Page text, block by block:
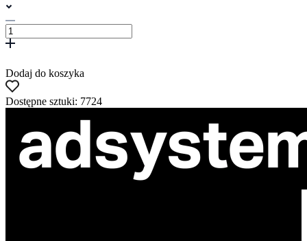
Dodaj do koszyka
Dostępne sztuki: 7724